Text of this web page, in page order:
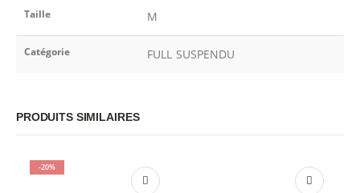
Taille M
Catégorie FULL SUSPENDU
PRODUITS SIMILAIRES
-20%